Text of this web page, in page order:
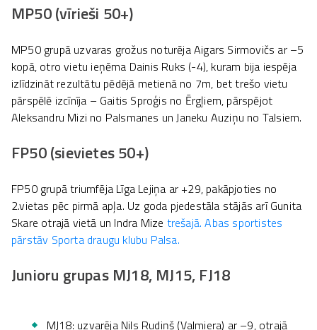
MP50 (vīrieši 50+)
MP50 grupā uzvaras grožus noturēja Aigars Sirmovičs ar –5
kopā, otro vietu ieņēma Dainis Ruks (-4), kuram bija iespēja
izlīdzināt rezultātu pēdējā metienā no 7m, bet trešo vietu
pārspēlē izcīnīja – Gaitis Sproģis no Ērgļiem, pārspējot
Aleksandru Mizi no Palsmanes un Janeku Auziņu no Talsiem.
FP50 (sievietes 50+)
FP50 grupā triumfēja Līga Lejiņa ar +29, pakāpjoties no
2.vietas pēc pirmā apļa. Uz goda pjedestāla stājās arī Gunita
Skare otrajā vietā un Indra Mize trešajā. Abas sportistes
pārstāv Sporta draugu klubu Palsa.
Junioru grupas MJ18, MJ15, FJ18
MJ18: uzvarēja Nils Rudiņš (Valmiera) ar –9, otrajā